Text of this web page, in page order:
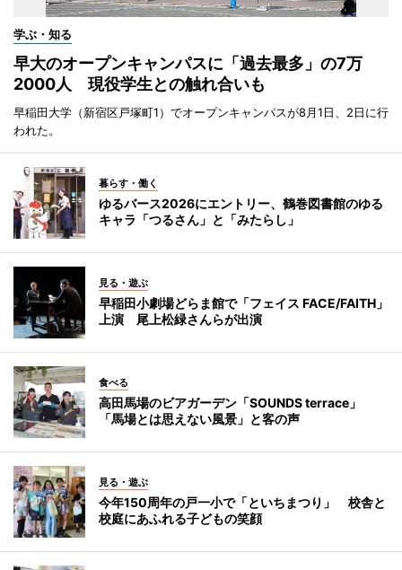
学ぶ・知る
早大のオープンキャンパスに「過去最多」の7万
2000人 現役学生との触れ合いも
早稲田大学（新宿区戸塚町1）でオープンキャンパスが8月1日、2日に行
われた。
暮らす・働く
ゆるバース2026にエントリー、鶴巻図書館のゆる
キャラ「つるさん」と「みたらし」
見る・遊ぶ
早稲田小劇場どらま館で「フェイス FACE/FAITH」
上演 尾上松緑さんらが出演
食べる
高田馬場のビアガーデン「SOUNDS terrace」
「馬場とは思えない風景」と客の声
見る・遊ぶ
今年150周年の戸一小で「といちまつり」 校舎と
校庭にあふれる子どもの笑顔